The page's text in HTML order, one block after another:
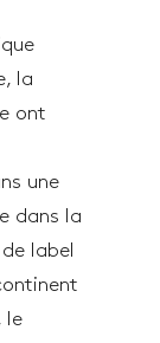
la
ont
une
dans la
label
le